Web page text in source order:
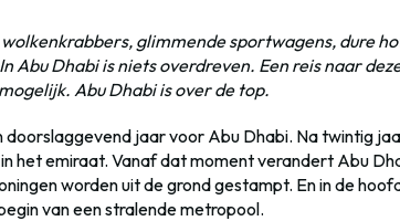
glimmende sportwagens, dure
Abu Dhabi is niets overdreven. Een reis naar
Abu Dhabi is over de top.
doorslaggevend jaar voor Abu Dhabi. Na twintig
het emiraat. Vanaf dat moment verandert Abu
worden uit de grond gestampt. En in de
van een stralende metropool.